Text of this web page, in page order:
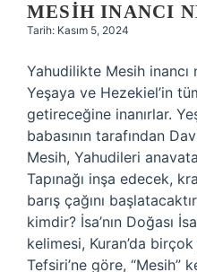
MESIH INANCI
Tarih: Kasım 5, 2024
Yahudilikte Mesih inancı
Yeşaya ve Hezekiel’in
getireceğine inanırlar.
babasının tarafından
Mesih, Yahudileri
Tapınağı inşa edecek,
barış çağını
kimdir? İsa’nın Doğası
kelimesi, Kuran’da
Tefsiri’ne göre, “Mesih”